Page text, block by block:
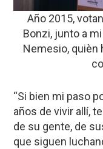
Año 2015,
Bonzi, junto a
Nemesio, quièn
“Si bien mi paso
años de vivir allí,
de su gente, de
que siguen